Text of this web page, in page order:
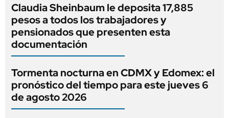
Claudia Sheinbaum le deposita 17,885
pesos a todos los trabajadores y
pensionados que presenten esta
documentación
Tormenta nocturna en CDMX y Edomex: el
pronóstico del tiempo para este jueves 6
de agosto 2026